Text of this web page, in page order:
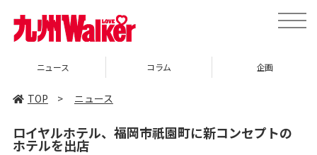
toggle
ニュース コラム 企画
TOP > ニュース
ロイヤルホテル、福岡市祇園町に新コンセプトの
ホテルを出店